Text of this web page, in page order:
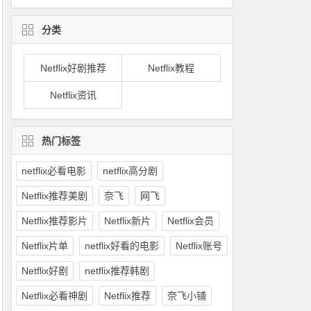
分类
Netflix好剧推荐 Netflix教程
Netflix资讯
热门标签
netflix必看电影 netflix高分剧
Netflix推荐美剧 奈飞 网飞
Netflix推荐影片 Netflix新片 Netflix会员
Netflix片单 netflix好看的电影 Netflix账号
Netflix好剧 netflix推荐韩剧
Netflix必看神剧 Netflix推荐 奈飞小铺